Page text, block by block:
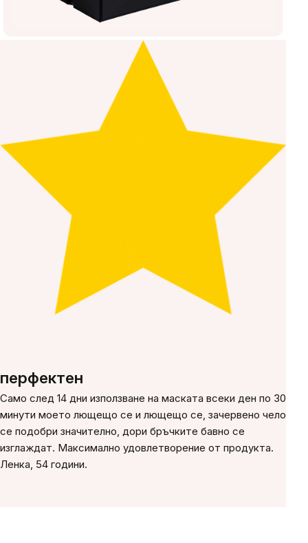
перфектен
Само след 14 дни използване на маската всеки ден по 30
минути моето лющещо се и лющещо се, зачервено чело
се подобри значително, дори бръчките бавно се
изглаждат. Максимално удовлетворение от продукта.
Ленка, 54 години.